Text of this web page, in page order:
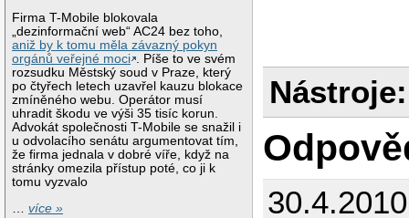
Firma T-Mobile blokovala
„dezinformační web“ AC24 bez toho,
aniž by k tomu měla závazný pokyn
orgánů veřejné moci
. Píše to ve svém
rozsudku Městský soud v Praze, který
po čtyřech letech uzavřel kauzu blokace
zmíněného webu. Operátor musí
uhradit škodu ve výši 35 tisíc korun.
Advokát společnosti T-Mobile se snažil i
u odvolacího senátu argumentovat tím,
že firma jednala v dobré víře, když na
stránky omezila přístup poté, co ji k
tomu vyzvalo
…více »
Nástroje: